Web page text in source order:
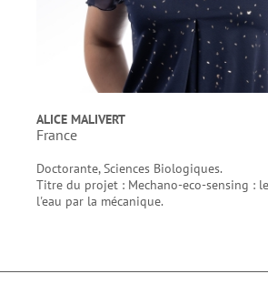
ALICE MALIVERT
France
Doctorante, Sciences Biologiques.
Titre du projet : Mechano-eco-sensing :
l'eau par la mécanique.